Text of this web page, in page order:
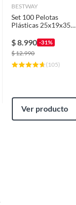
BESTWAY
Set 100 Pelotas
Plásticas 25x19x35
$8.990 -31%
$12.990
( 105)
Ver producto